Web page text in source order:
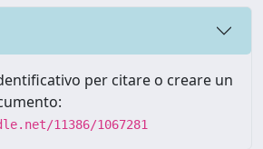
per citare o creare un
11386/1067281